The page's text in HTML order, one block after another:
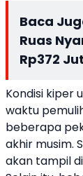
Baca
Ruas
Rp372
Kondisi kiper
waktu
beberapa
akhir musim.
akan tampil